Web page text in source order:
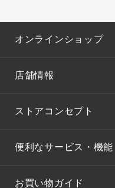
オンラインショップ
店舗情報
ストアコンセプト
便利なサービス・機能
お買い物ガイド